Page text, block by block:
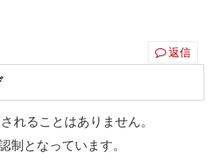
返信
れることはありません。
制となっています。